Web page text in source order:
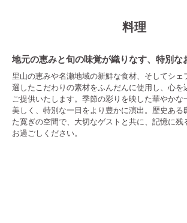
料理
地元の恵みと旬の味覚が織りなす、特別な
里山の恵みや名瀬地域の新鮮な食材、そしてシェ
選したこだわりの素材をふんだんに使用し、心を
ご提供いたします。季節の彩りを映した華やかな
美しく、特別な一日をより豊かに演出。歴史ある
た寛ぎの空間で、大切なゲストと共に、記憶に残
お過ごしください。